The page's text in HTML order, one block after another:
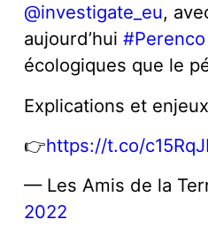
@investigate_eu,
aujourd’hui#Perenco
écologiques que le
Explications et
👉https://t.co/
— Les Amis de la
2022